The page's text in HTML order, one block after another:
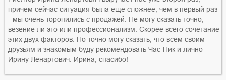
причём сейчас ситуация была ещё сложнее, чем в первый раз
- мы очень торопились с продажей. Не могу сказать точно,
везение ли это или профессионализм. Скорее всего сочетание
этих двух факторов. Но точно могу сказать, что всем своим
друзьям и знакомым буду рекомендовать Час-Пик и лично
Ирину Ленартович. Ирина, спасибо!